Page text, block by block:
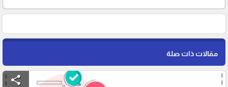
مقالات ذات صلة
share